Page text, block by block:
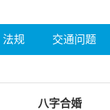
法规 交通问题
八字合婚